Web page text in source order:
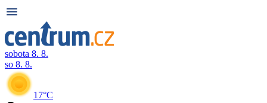
sobota 8. 8.
so 8. 8.
17°C